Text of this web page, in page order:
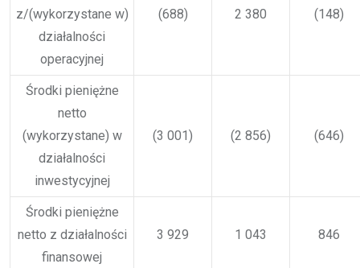
z/(wykorzystane w)
działalności
operacyjnej
(688) 2 380 (148)
Środki pieniężne
netto
(wykorzystane) w
działalności
inwestycyjnej
(3 001) (2 856) (646)
Środki pieniężne
netto z działalności
finansowej
3 929 1 043 846